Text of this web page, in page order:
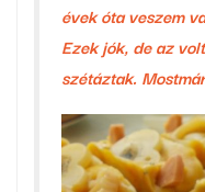
évek óta veszem
Ezek jók, de az
szétáztak.